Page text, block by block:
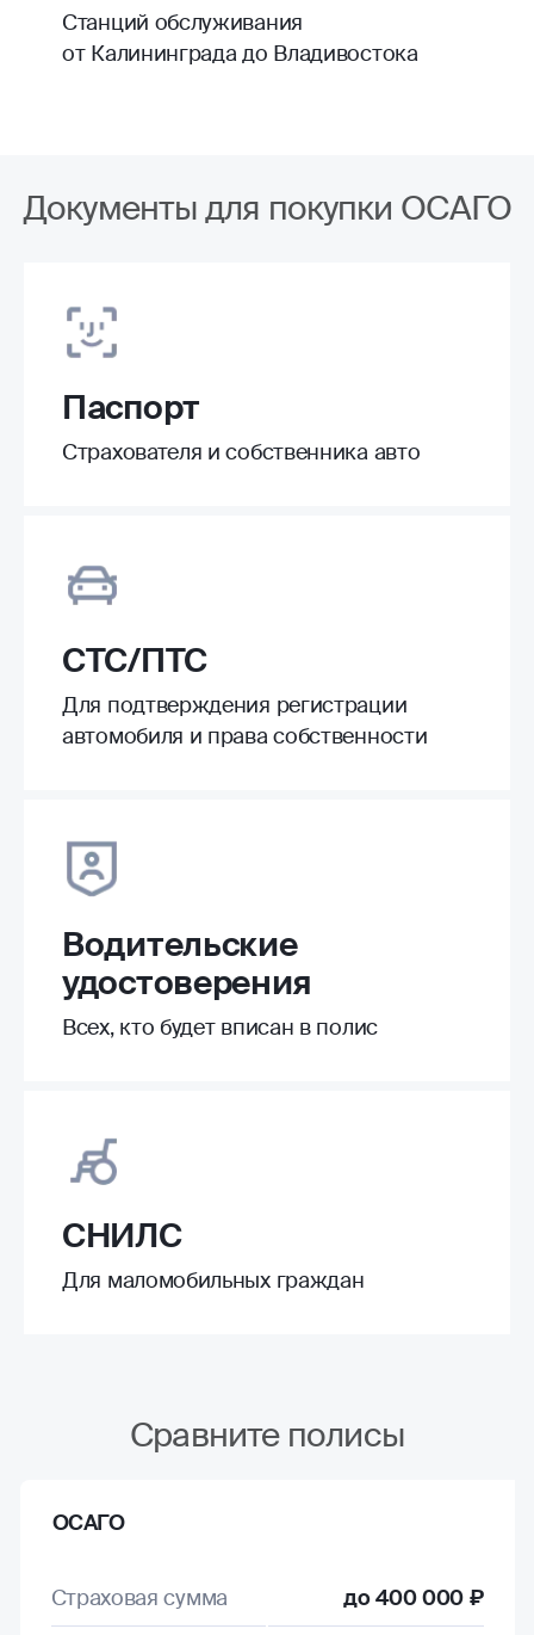
Станций обслуживания
от Калининграда до Владивостока
Документы для покупки ОСАГО
Паспорт
Страхователя и собственника авто
СТС/ПТС
Для подтверждения регистрации
автомобиля и права собственности
Водительские
удостоверения
Всех, кто будет вписан в полис
СНИЛС
Для маломобильных граждан
Сравните полисы
ОСАГО
Страховая сумма до 400 000 ₽